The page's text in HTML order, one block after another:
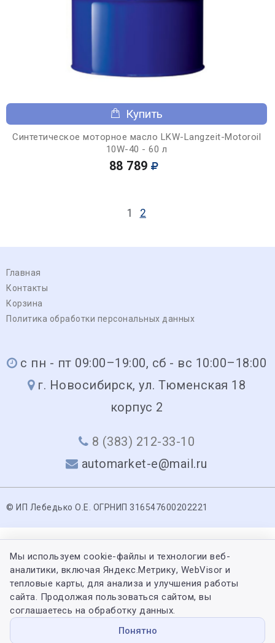
Купить
Синтетическое моторное масло LKW-Langzeit-Motoroil
10W-40 - 60 л
88 789
1 2
Главная
Контакты
Корзина
Политика обработки персональных данных
с пн - пт 09:00–19:00, сб - вс 10:00–18:00
г. Новосибирск, ул. Тюменская 18
корпус 2
8 (383) 212-33-10
automarket-e@mail.ru
© ИП Лебедько О.Е. ОГРНИП 316547600202221
Мы используем cookie-файлы и технологии веб-
аналитики, включая Яндекс.Метрику, WebVisor и
тепловые карты, для анализа и улучшения работы
сайта. Продолжая пользоваться сайтом, вы
соглашаетесь на обработку данных.
Понятно